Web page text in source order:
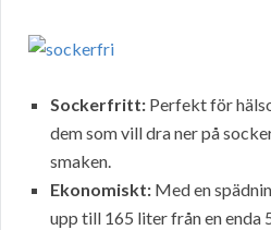
Sockerfritt: Perfekt för
dem som vill dra ner på
smaken.
Ekonomiskt: Med en
upp till 165 liter från en enda